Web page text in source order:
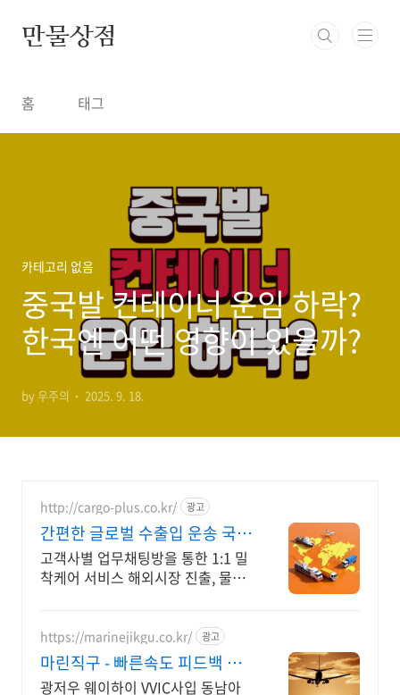
만물상점
홈 태그
카테고리 없음
중국발 컨테이너 운임 하락?
한국엔 어떤 영향이 있을까?
by 우주의 2025. 9. 18.
http://cargo-plus.co.kr/ 광고
간편한 글로벌 수출입 운송 국제
운송 해상운송 항공운송
고객사별 업무채팅방을 통한 1:1 밀
착케어 서비스 해외시장 진출, 물류
https://marinejikgu.co.kr/ 광고
마린직구 - 빠른속도 피드백 빠
른입출고 실사촬영무료 !
광저우 웨이하이 VVIC사입 동남아